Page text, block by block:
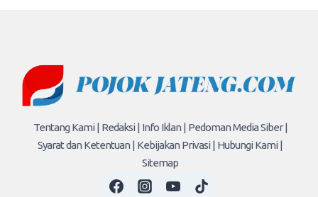
Tentang Kami | Redaksi | Info Iklan | Pedoman Media Siber |
Syarat dan Ketentuan | Kebijakan Privasi | Hubungi Kami |
Sitemap